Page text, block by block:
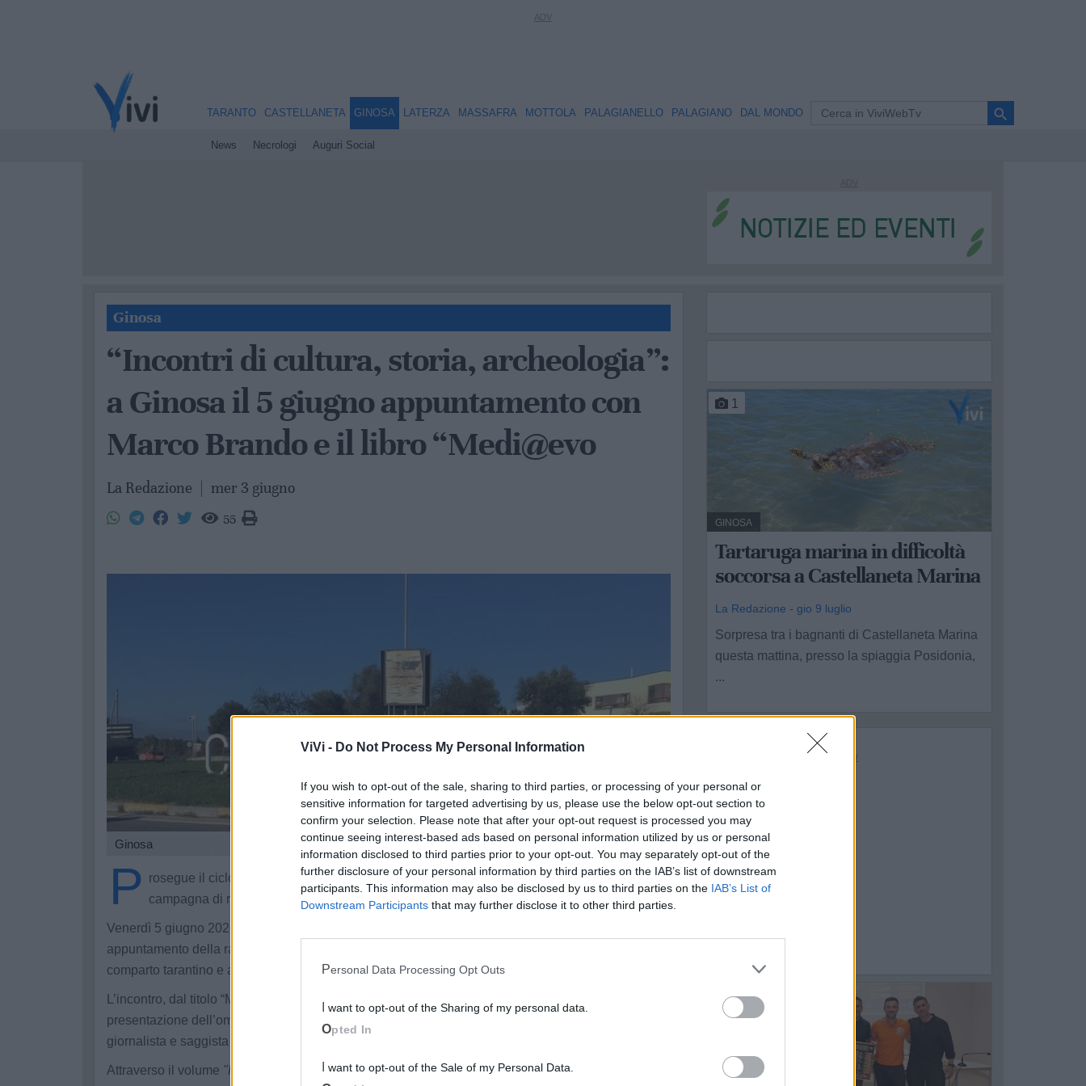
ViVi - Do Not Process My Personal Information
If you wish to opt-out of the sale, sharing to third parties, or processing of your personal or
sensitive information for targeted advertising by us, please use the below opt-out section to
confirm your selection. Please note that after your opt-out request is processed you may
continue seeing interest-based ads based on personal information utilized by us or personal
information disclosed to third parties prior to your opt-out. You may separately opt-out of the
further disclosure of your personal information by third parties on the IAB’s list of downstream
participants. This information may also be disclosed by us to third parties on the IAB’s List of
Downstream Participants that may further disclose it to other third parties.
Personal Data Processing Opt Outs
I want to opt-out of the Sharing of my personal data.
Opted In
I want to opt-out of the Sale of my Personal Data.
TARANTO CASTELLANETA GINOSA
News Necrologi Auguri Social
LATERZA MASSAFRA MOTTOLA PALAGIANELLO PALAGIANO DAL MONDO search
Ginosa
“Incontri di cultura, storia, archeologia”:
a Ginosa il 5 giugno appuntamento con
Marco Brando e il libro “Medi@evo
La Redazione mer 3 giugno
55
Ginosa
P
rosegue il ciclo “Incontri di cultura, storia, archeologia”, promosso nell’ambito della terza
campagna di ricerca del “Progetto Ginosa: archeologia e paesaggi”.
Venerdì 5 giugno 2026, alle 18:30 nella biblioteca di comunità di Ginosa, si terrà il terzo
appuntamento della rassegna dedicata al tema “Temi, paesaggi, memorie del Medioevo tra
comparto tarantino e area murgiana”.
L’incontro, dal titolo “Medi@evo. L’età di mezzo nei media italiani”, sarà dedicato alla
presentazione dell’omonimo volume del giornalista e saggista Marco Brando, che dialogherà con il
giornalista e saggista Marino Pagano.
Attraverso il volume "Medi@evo. L'età di mezzo nei media italiani", Marco Brando affronta il tema
1
GINOSA
Tartaruga marina in difficoltà
soccorsa a Castellaneta Marina
La Redazione - gio 9 luglio
Sorpresa tra i bagnanti di Castellaneta Marina
questa mattina, presso la spiaggia Posidonia,
...